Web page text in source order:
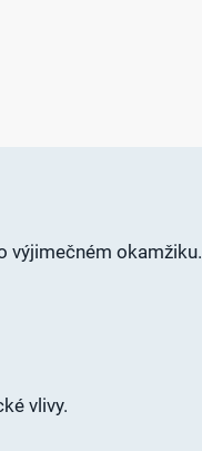
výjimečném okamžiku.
vlivy.